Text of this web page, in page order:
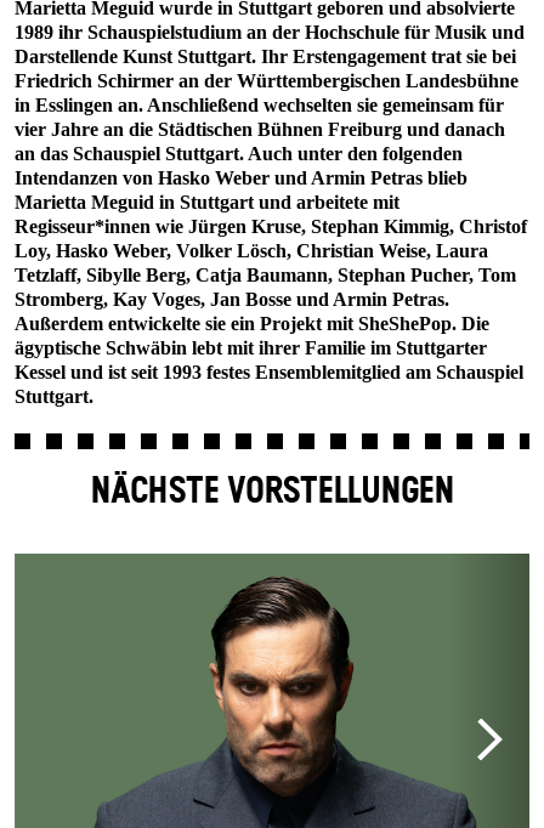
Marietta Meguid wurde in Stuttgart geboren und absolvierte
1989 ihr Schauspielstudium an der Hochschule für Musik und
Darstellende Kunst Stuttgart. Ihr Erstengagement trat sie bei
Friedrich Schirmer an der Württembergischen Landesbühne
in Esslingen an. Anschließend wechselten sie gemeinsam für
vier Jahre an die Städtischen Bühnen Freiburg und danach
an das Schauspiel Stuttgart. Auch unter den folgenden
Intendanzen von Hasko Weber und Armin Petras blieb
Marietta Meguid in Stuttgart und arbeitete mit
Regisseur*innen wie Jürgen Kruse, Stephan Kimmig, Christof
Loy, Hasko Weber, Volker Lösch, Christian Weise, Laura
Tetzlaff, Sibylle Berg, Catja Baumann, Stephan Pucher, Tom
Stromberg, Kay Voges, Jan Bosse und Armin Petras.
Außerdem entwickelte sie ein Projekt mit SheShePop. Die
ägyptische Schwäbin lebt mit ihrer Familie im Stuttgarter
Kessel und ist seit 1993 festes Ensemblemitglied am Schauspiel
Stuttgart.
NÄCHSTE VORSTELLUNGEN